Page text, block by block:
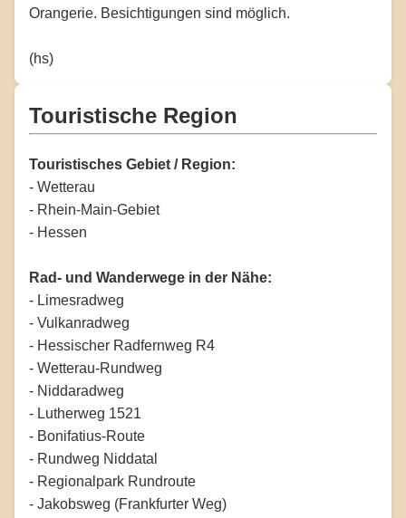
Orangerie. Besichtigungen sind möglich.
(hs)
Touristische Region
Touristisches Gebiet / Region:
- Wetterau
- Rhein-Main-Gebiet
- Hessen
Rad- und Wanderwege in der Nähe:
- Limesradweg
- Vulkanradweg
- Hessischer Radfernweg R4
- Wetterau-Rundweg
- Niddaradweg
- Lutherweg 1521
- Bonifatius-Route
- Rundweg Niddatal
- Regionalpark Rundroute
- Jakobsweg (Frankfurter Weg)